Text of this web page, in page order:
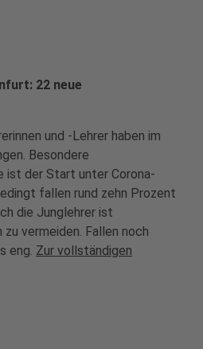
22 neue
und -Lehrer haben im
Besondere
ist der Start unter Corona-
fallen rund zehn Prozent
die Junglehrer ist
vermeiden. Fallen noch
eng. Zur vollständigen